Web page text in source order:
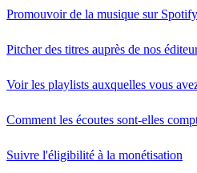
Promouvoir de la musique sur Spotify
Pitcher des titres auprès de nos
Voir les playlists auxquelles vous
Comment les écoutes sont-elles
Suivre l'éligibilité à la monétisation